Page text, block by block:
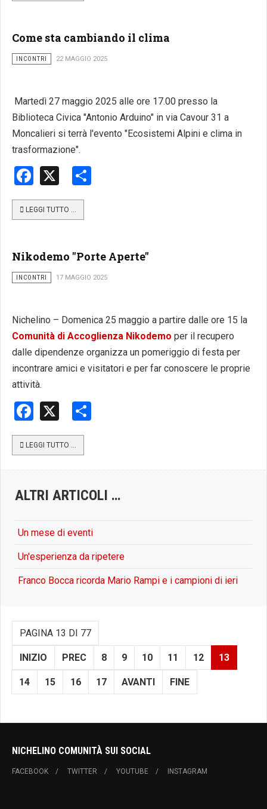
Come sta cambiando il clima
INCONTRI 22 MAGGIO 2025
Martedì 27 maggio 2025 alle ore 17.00 presso la
Biblioteca Civica "Antonio Arduino" in via Cavour 31 a
Moncalieri si terrà l'evento "Ecosistemi Alpini e clima in
trasformazione".
Facebook
LEGGI TUTTO …
Nikodemo "Porte Aperte"
INCONTRI 17 MAGGIO 2025
Nichelino – Domenica 25 maggio a partire dalle ore 15 la
Comunità di Accoglienza Nikodemo per il recupero
dalle dipendenze organizza un pomeriggio di festa per
incontrare amici e visitatori e per far conoscere le proprie
attività.
Facebook
LEGGI TUTTO …
ALTRI ARTICOLI …
Un mese di eventi
Un'esperienza da ripetere
Franco Bocca ricorda Mario Rampi e i campioni di ieri
PAGINA 13 DI 77
INIZIO PREC 8 9 10 11 12 13
14 15 16 17 AVANTI FINE
NICHELINO COMUNITÀ SUI SOCIAL
FACEBOOK TWITTER YOUTUBE INSTAGRAM